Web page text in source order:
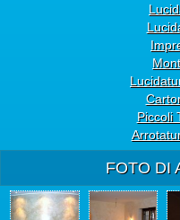
Piccoli
FOTO DI